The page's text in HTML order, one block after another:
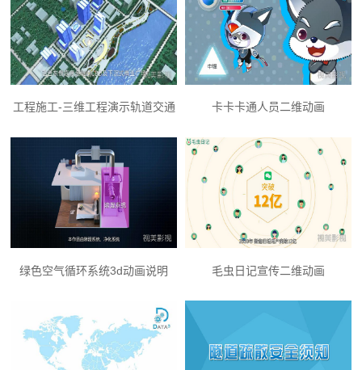
工程施工-三维工程演示轨道交通 卡卡卡通人员二维动画
绿色空气循环系统3d动画说明 毛虫日记宣传二维动画